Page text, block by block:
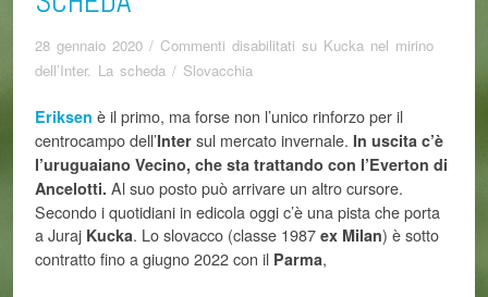
28 gennaio 2020 / Commenti disabilitati su Kucka nel mirino
dell’Inter. La scheda / Slovacchia
Eriksenè il primo, ma forse non l’unico rinforzo per il
centrocampo dell’Intersul mercato invernale. In uscita c’è
l’uruguaiano Vecino, che sta trattando con l’Everton di
Ancelotti.Al suo posto può arrivare un altro cursore.
Secondo i quotidiani in edicola oggi c’è una pista che porta
a Juraj Kucka. Lo slovacco (classe 1987ex Milan) è sotto
contratto fino a giugno 2022 con il Parma,